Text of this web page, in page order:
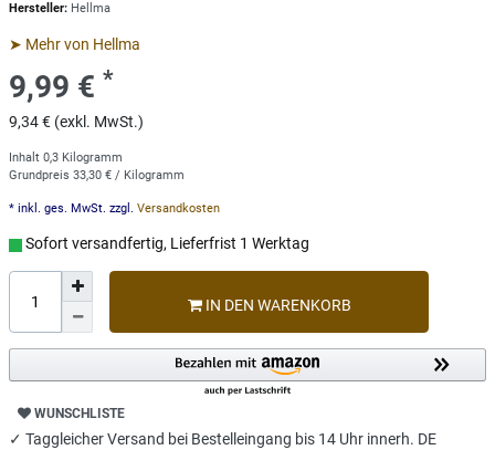
Hersteller: Hellma
➤ Mehr von Hellma
9,99 € *
9,34 € (exkl. MwSt.)
Inhalt 0,3 Kilogramm
Grundpreis 33,30 € / Kilogramm
* inkl. ges. MwSt. zzgl. Versandkosten
Sofort versandfertig, Lieferfrist 1 Werktag
IN DEN WARENKORB
WUNSCHLISTE
✓ Taggleicher Versand bei Bestelleingang bis 14 Uhr innerh. DE